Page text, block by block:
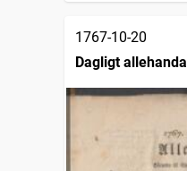
1767-10-20
Dagligt allehanda